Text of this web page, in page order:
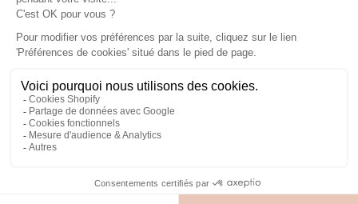
Nos iconiques
Bagues anciennes en diamant
Boucles d'oreilles anciennes en or
Entrer en contact
Envoyez-nous un email